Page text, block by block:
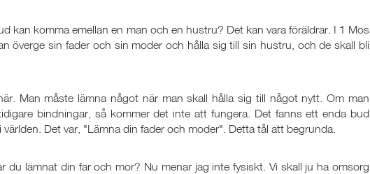
kan komma emellan en man och en hustru? Det kan vara föräldrar. I 1 Mos
överge sin fader och sin moder och hålla sig till sin hustru, och de skall bli
Man måste lämna något när man skall hålla sig till något nytt. Om man
bindningar, så kommer det inte att fungera. Det fanns ett enda bud
Det var, "Lämna din fader och moder". Detta tål att begrunda.
du lämnat din far och mor? Nu menar jag inte fysiskt. Vi skall ju ha omsorg